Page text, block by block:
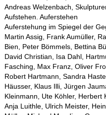
Andreas Welzenbach,
Aufstehen. Auferstehen
Auferstehung im Spiegel der
Martin Assig, Frank Aumüller,
Bien, Peter Bömmels, Bettina
David Christian, Isa Dahl,
Fasching, Max Franz, Oliver
Robert Hartmann, Sandra
Häusser, Klaus Illi, Jürgen
Kleinmann, Ute Köhler, Herbert
Anja Luithle, Ulrich Meister,